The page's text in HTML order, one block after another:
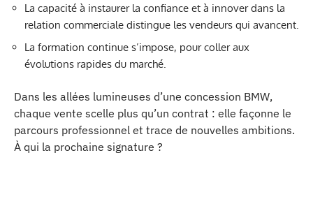
La capacité à instaurer la confiance et à innover dans la
relation commerciale distingue les vendeurs qui avancent.
La formation continue s’impose, pour coller aux
évolutions rapides du marché.
Dans les allées lumineuses d’une concession BMW,
chaque vente scelle plus qu’un contrat : elle façonne le
parcours professionnel et trace de nouvelles ambitions.
À qui la prochaine signature ?